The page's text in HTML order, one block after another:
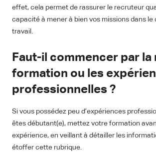
effet, cela permet de rassurer le recruteur
capacité à mener à bien vos missions dans le
travail.
Faut-il commencer par
formation ou les
professionnelles ?
Si vous possédez peu d’expériences
êtes débutant(e), mettez votre formation
expérience, en veillant à détailler les
étoffer cette rubrique.